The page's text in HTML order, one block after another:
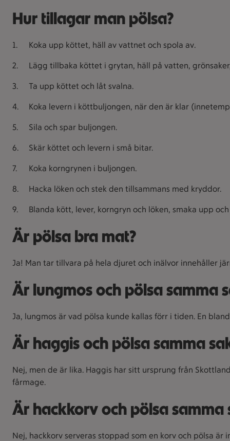
Hur tillagar man pölsa?
Koka upp köttet, häll av vattnet och spola av.
Lägg tillbaka köttet i grytan, häll på vatten,
Ta upp köttet och låt svalna.
Koka levern i köttbuljongen, när den är klar
Sila och spar buljongen.
Skär köttet och levern i små bitar.
Koka korngrynen i buljongen.
Hacka löken och stek den tillsammans med kryddor.
Blanda kött, lever, korngryn och löken, smaka upp
Är pölsa bra mat?
Ja! Man tar tillvara på hela djuret och inälvor innehåller
Är lungmos och pölsa samma
Ja, lungmos är vad pölsa kunde kallas förr i tiden. En
Är haggis och pölsa samma
Nej, men de är lika. Haggis har sitt ursprung från
fårmage.
Är hackkorv och pölsa samma
Nej, hackkorv serveras stoppad som en korv och pölsa är